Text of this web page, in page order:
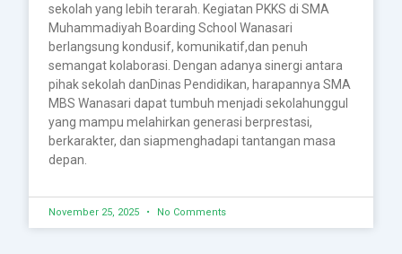
sekolah yang lebih terarah. Kegiatan PKKS di SMA
Muhammadiyah Boarding School Wanasari
berlangsung kondusif, komunikatif,dan penuh
semangat kolaborasi. Dengan adanya sinergi antara
pihak sekolah danDinas Pendidikan, harapannya SMA
MBS Wanasari dapat tumbuh menjadi sekolahunggul
yang mampu melahirkan generasi berprestasi,
berkarakter, dan siapmenghadapi tantangan masa
depan.
November 25, 2025 No Comments